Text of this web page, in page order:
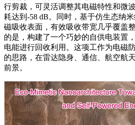
行剪裁，可灵活调整其电磁特性和微
耗达到-58 dB。同时，基于仿生态纳
磁吸收表面，有效吸收带宽几乎覆盖
的是，构建了一个巧妙的自供电装置
电能进行回收利用。这项工作为电磁
的思路，在雷达隐身、通信、航空航
前景。